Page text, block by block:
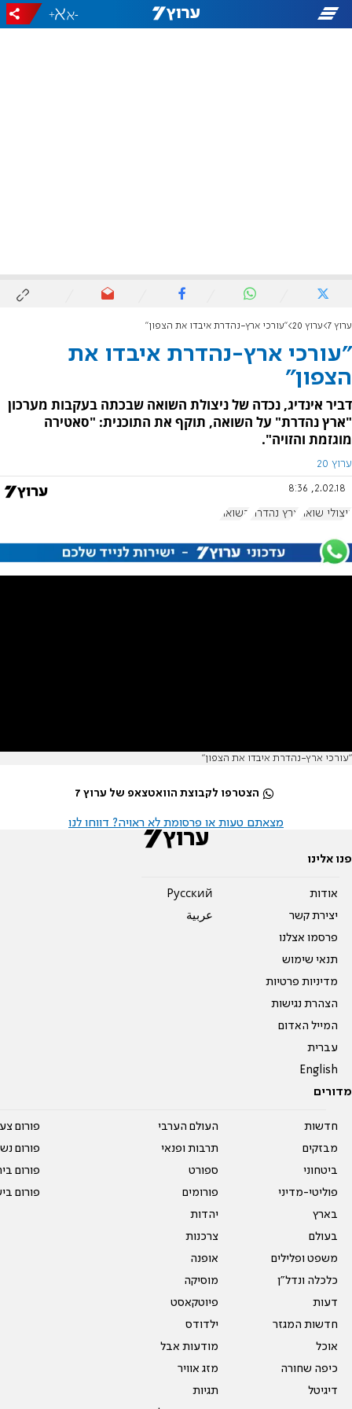
-
+
ערוץ 7 ערוץ 20 "עורכי ארץ-נהדרת איבדו את הצפון"
"עורכי ארץ-נהדרת איבדו את
הצפון"
דביר אינדיג, נכדה של ניצולת השואה שבכתה בעקבות מערכון
"ארץ נהדרת" על השואה, תוקף את התוכנית: "סאטירה
מוגזמת והזויה".
ערוץ 20
2.02.18, 8:36
ניצולי שואה ארץ נהדרת השואה
"עורכי ארץ-נהדרת איבדו את הצפון"
הצטרפו לקבוצת הוואטצאפ של ערוץ 7
מצאתם טעות או פרסומת לא ראויה? דווחו לנו
פנו אלינו
אודות
יצירת קשר
פרסמו אצלנו
תנאי שימוש
מדיניות פרטיות
הצהרת נגישות
המייל האדום
עברית
English
Pусский
عربية
מדורים
חדשות
מבזקים
ביטחוני
פוליטי-מדיני
בארץ
בעולם
משפט ופלילים
כלכלה ונדל"ן
דעות
חדשות המגזר
אוכל
כיפה שחורה
דיגיטל
העולם הערבי
תרבות ופנאי
ספורט
פורומים
יהדות
צרכנות
אופנה
מוסיקה
פיוטקאסט
ילדודס
מודעות אבל
מזג אוויר
תגיות
פורום
פורום
פורום
פורום